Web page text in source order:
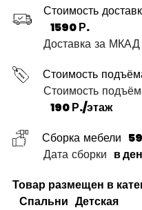
Стоимость
1590 Р.
Доставка за МКАД
Стоимость
Стоимость
190 Р./этаж
Сборка мебели
Дата сборки в
Товар размещен в
Спальни Детская